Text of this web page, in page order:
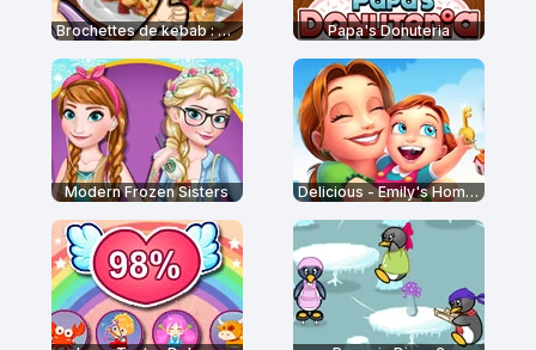
Brochettes de kebab : École de Sara Papa's Donuteria
Modern Frozen Sisters Delicious - Emily's Home Sweet Home